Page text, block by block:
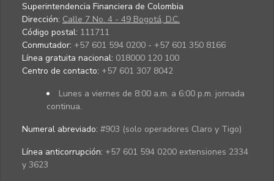
Superintendencia Financiera de Colombia
Dirección: Calle 7 No. 4 - 49 Bogotá, D.C.
Código postal: 111711
Conmutador: +57 601 594 0200 - +57 601 350 8166
Línea gratuita nacional: 018000 120 100
Centro de contacto: +57 601 307 8042
Lunes a viernes de 8:00 a.m. a 6:00 p.m. jornada
continua.
Numeral abreviado: #903 (solo operadores Claro y Tigo)
Línea anticorrupción: +57 601 594 0200 extensiones 2334
y 3623